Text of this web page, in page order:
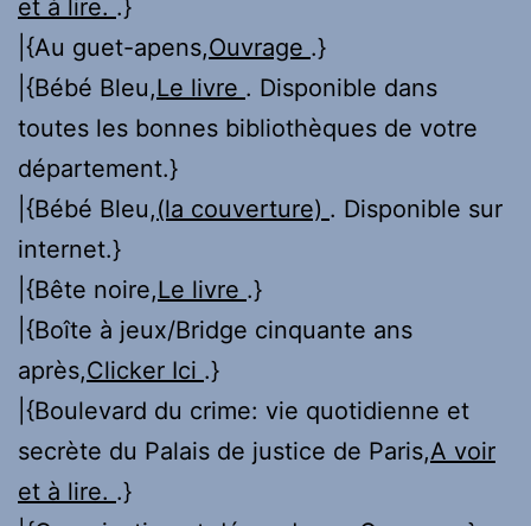
et à lire. .}
|{Au guet-apens,Ouvrage .}
|{Bébé Bleu,Le livre . Disponible dans
toutes les bonnes bibliothèques de votre
département.}
|{Bébé Bleu,(la couverture) . Disponible sur
internet.}
|{Bête noire,Le livre .}
|{Boîte à jeux/Bridge cinquante ans
après,Clicker Ici .}
|{Boulevard du crime: vie quotidienne et
secrète du Palais de justice de Paris,A voir
et à lire. .}